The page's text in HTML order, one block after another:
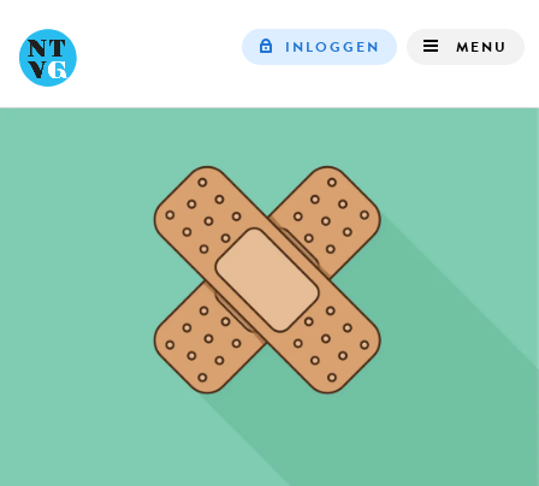
INLOGGEN MENU